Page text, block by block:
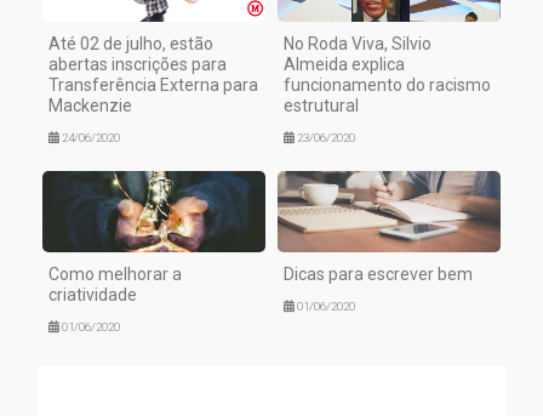
Até 02 de julho, estão
abertas inscrições para
Transferência Externa para
Mackenzie
24/06/2020
No Roda Viva, Silvio
Almeida explica
funcionamento do racismo
estrutural
23/06/2020
Como melhorar a
criatividade
01/06/2020
Dicas para escrever bem
01/06/2020